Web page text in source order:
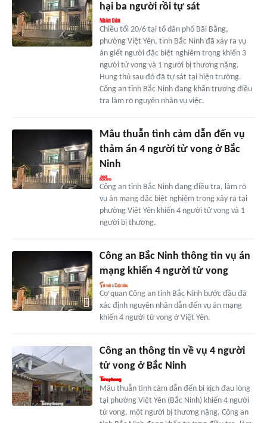
hại ba người rồi tự sát
Chiều tối 20/6 tại tổ dân phố Bãi Bằng,
phường Việt Yên, tỉnh Bắc Ninh đã xảy ra vụ
án giết người đặc biệt nghiêm trọng khiến 3
người tử vong và 1 người bị thương nặng.
Hung thủ sau đó đã tự sát tại hiện trường.
Công an tỉnh Bắc Ninh đang khẩn trương điều
tra làm rõ nguyên nhân vụ việc.
Mâu thuẫn tình cảm dẫn đến vụ
thảm án 4 người tử vong ở Bắc
Ninh
Công an tỉnh Bắc Ninh đang điều tra, làm rõ
vụ án mạng đặc biệt nghiêm trọng xảy ra tại
phường Việt Yên khiến 4 người tử vong và 1
người bị thương.
Công an Bắc Ninh thông tin vụ án
mạng khiến 4 người tử vong
Cơ quan Công an tỉnh Bắc Ninh bước đầu đã
xác định nguyên nhân dẫn đến vụ án mạng
khiến 4 người tử vong ở Việt Yên.
Công an thông tin về vụ 4 người
tử vong ở Bắc Ninh
Mâu thuẫn tình cảm dẫn đến bi kịch đau lòng
tại phường Việt Yên (Bắc Ninh) khiến 4 người
tử vong, một người bị thương nặng. Công an